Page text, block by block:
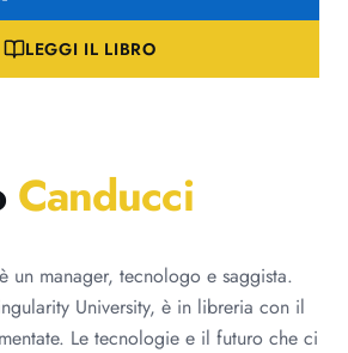
LEGGI IL LIBRO
Canducci
un manager, tecnologo e saggista.
University, è in libreria con il
Le tecnologie e il futuro che ci